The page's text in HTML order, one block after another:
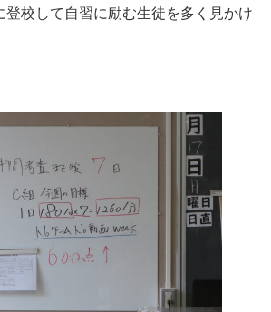
登校して自習に励む生徒を多く見かけ